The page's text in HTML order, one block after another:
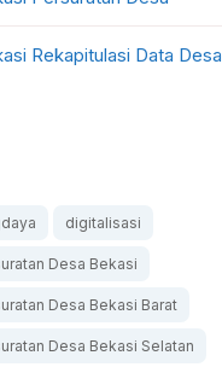
Rekapitulasi Data Desa
digitalisasi
Desa Bekasi
Desa Bekasi Barat
Desa Bekasi Selatan